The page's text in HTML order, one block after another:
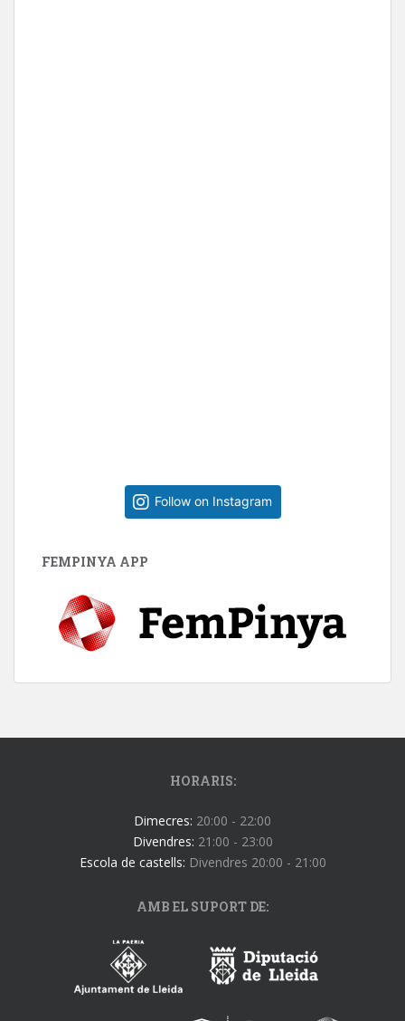
Follow on Instagram
FEMPINYA APP
HORARIS:
Dimecres: 20:00 - 22:00
Divendres: 21:00 - 23:00
Escola de castells: Divendres 20:00 - 21:00
AMB EL SUPORT DE: